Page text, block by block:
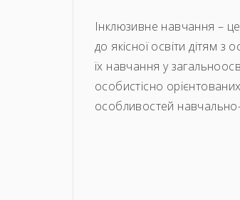
Інклюзивне навчання –
до якісної освіти дітям
їх навчання у
особистісно
особливостей навчально-